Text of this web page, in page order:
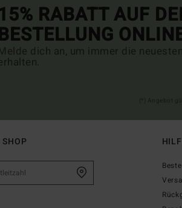
15% RABATT AUF
dich an, um immer die